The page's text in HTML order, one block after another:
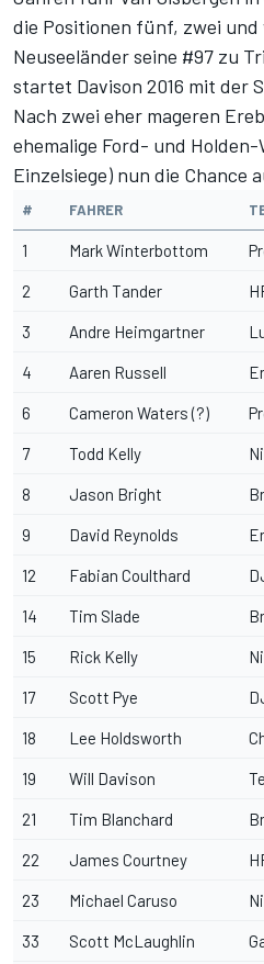
die Positionen fünf, zwei und
Neuseeländer seine #97 zu
startet Davison 2016 mit der
Nach zwei eher mageren
ehemalige Ford- und Holden-
Einzelsiege) nun die Chance
# FAHRER
1 Mark Winterbottom
2 Garth Tander
3 Andre Heimgartner
4 Aaren Russell
6 Cameron Waters (?)
7 Todd Kelly
8 Jason Bright
9 David Reynolds
12 Fabian Coulthard
14 Tim Slade
15 Rick Kelly
17 Scott Pye
18 Lee Holdsworth
19 Will Davison
21 Tim Blanchard
22 James Courtney
23 Michael Caruso
33 Scott McLaughlin